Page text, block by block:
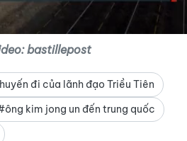
bastillepost
đi của lãnh đạo Triều Tiên
kim jong un đến trung quốc